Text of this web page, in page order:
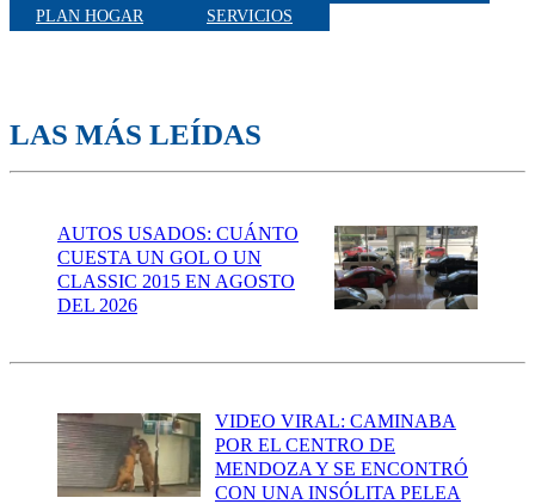
PLAN HOGAR SERVICIOS
LAS MÁS LEÍDAS
AUTOS USADOS: CUÁNTO
CUESTA UN GOL O UN
CLASSIC 2015 EN AGOSTO
DEL 2026
VIDEO VIRAL: CAMINABA
POR EL CENTRO DE
MENDOZA Y SE ENCONTRÓ
CON UNA INSÓLITA PELEA